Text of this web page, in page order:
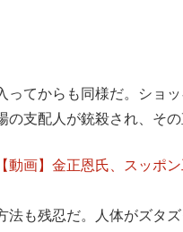
ってからも同様だ。ショ
の支配人が銃殺され、そ
【動画】金正恩氏、スッポ
法も残忍だ。人体がズタ